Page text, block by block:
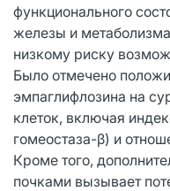
функционального
железы и метаболизма
низкому риску
Было отмечено
эмпаглифлозина на
клеток, включая
гомеостаза-β) и
Кроме того,
почками вызывает